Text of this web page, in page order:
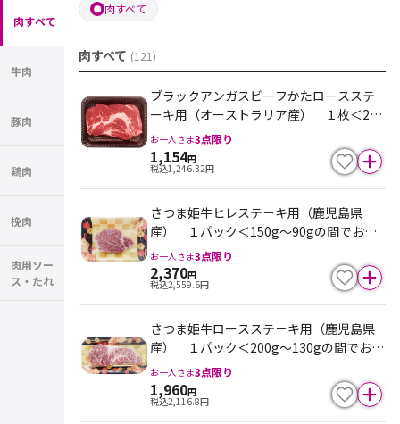
肉すべて
牛肉
豚肉
鶏肉
挽肉
肉用ソー
ス・たれ
肉すべて
肉すべて (121)
ブラックアンガスビーフかたロースステ
ーキ用（オーストラリア産） １枚＜290
g～200gの間でお届け＞100ｇ当り398
円 ※最終売価は100ｇ単価×重量となり
ます
お一人さま3点限り
1,154円
税込1,246.32円
さつま姫牛ヒレステ－キ用（鹿児島県
産） １パック＜150g～90gの間でお届
け＞100ｇ当り1580円 ※最終売価は100
ｇ単価×重量となります
お一人さま3点限り
2,370円
税込2,559.6円
さつま姫牛ロースステ－キ用（鹿児島県
産） １パック＜200g～130gの間でお届
け＞100ｇ当り980円 ※最終売価は100
ｇ単価×重量となります
お一人さま3点限り
1,960円
税込2,116.8円